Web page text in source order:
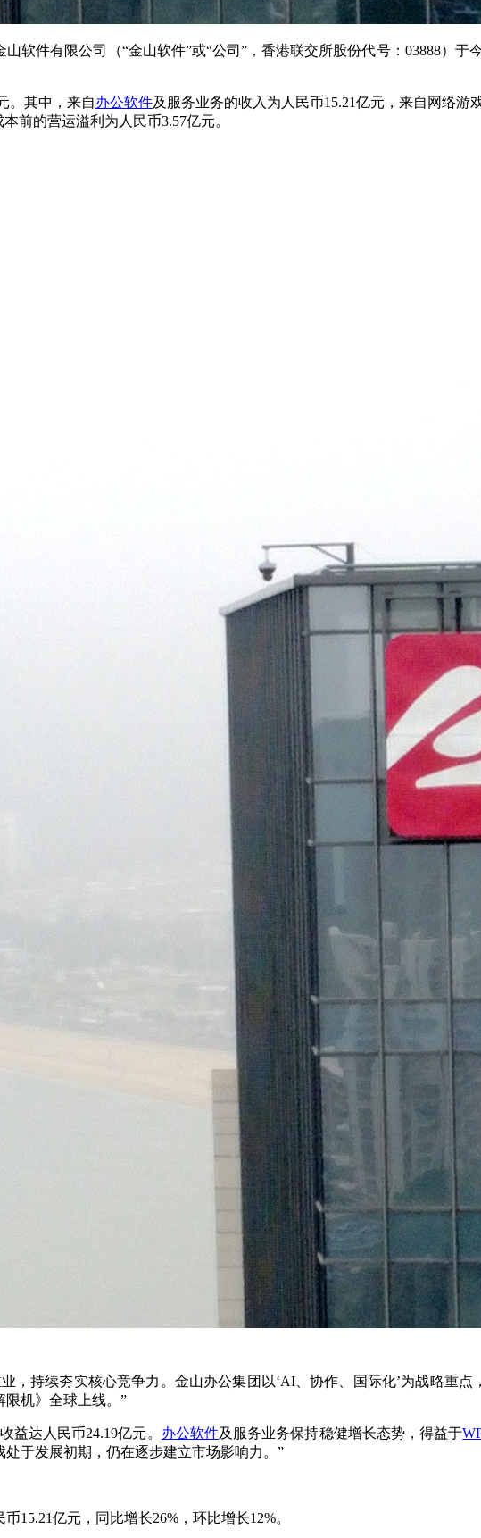
软件有限公司（“金山软件”或“公司”，香港联交所股份代号：03888）
。其中，来自办公软件及服务业务的收入为人民币15.21亿元，来自网络游
前的营运溢利为人民币3.57亿元。
，持续夯实核心竞争力。金山办公集团以‘AI、协作、国际化’为战略重
机》全球上线。 ”
益达 人民币24.19亿元 。 办公软件及服务业务保持稳健增长态势，得益于
于发展初期，仍在逐步建立市场影响力。 ”
15.21亿元，同比增长26%，环比增长12%。